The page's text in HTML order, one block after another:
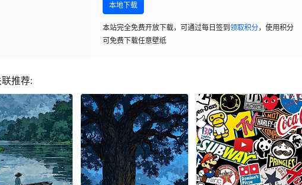
本地下载
本站完全免费开放下载，可通过每日签到 领取积分，使用积分
可免费下载任意壁纸
推荐: